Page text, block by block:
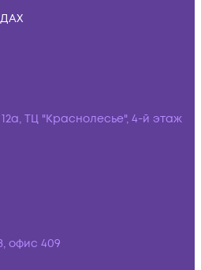
ТЦ "Краснолесье", 4-й этаж
офис 409